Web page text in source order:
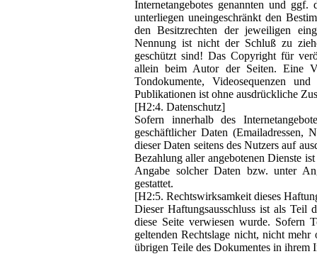
Internetangebotes genannten und
unterliegen uneingeschränkt den
den Besitzrechten der jeweiligen
Nennung ist nicht der Schluß zu
geschützt sind! Das Copyright für
allein beim Autor der Seiten. Eine
Tondokumente, Videosequenzen
Publikationen ist ohne ausdrückliche
[H2:4. Datenschutz]
Sofern innerhalb des
geschäftlicher Daten (Emailadressen,
dieser Daten seitens des Nutzers auf
Bezahlung aller angebotenen Dienste
Angabe solcher Daten bzw. unter
gestattet.
[H2:5. Rechtswirksamkeit dieses
Dieser Haftungsausschluss ist als Teil
diese Seite verwiesen wurde. Sofern
geltenden Rechtslage nicht, nicht
übrigen Teile des Dokumentes in